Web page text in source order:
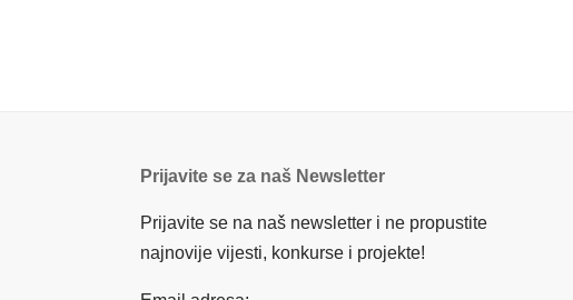
Prijavite se za naš Newsletter
Prijavite se na naš newsletter i ne propustite
najnovije vijesti, konkurse i projekte!